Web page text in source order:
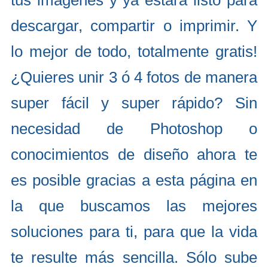
descargar, compartir o imprimir. Y
lo mejor de todo, totalmente gratis!
¿Quieres unir 3 ó 4 fotos de manera
super fácil y super rápido? Sin
necesidad de Photoshop o
conocimientos de diseño ahora te
es posible gracias a esta página en
la que buscamos las mejores
soluciones para ti, para que la vida
te resulte más sencilla. Sólo sube